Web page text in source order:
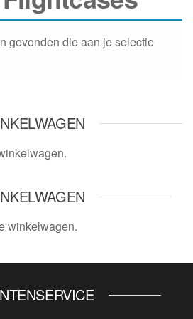
gevonden die aan je selectie
winkelwagen.